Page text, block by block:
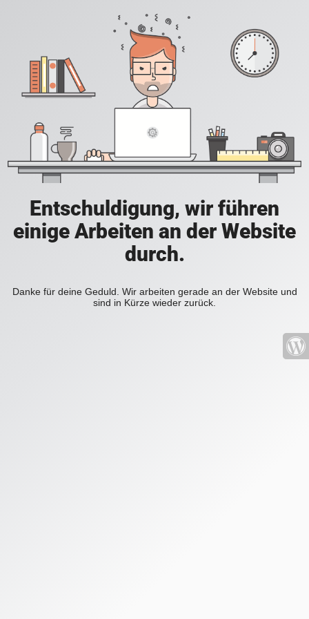
Entschuldigung, wir führen
einige Arbeiten an der Website
durch.
Danke für deine Geduld. Wir arbeiten gerade an der Website und
sind in Kürze wieder zurück.